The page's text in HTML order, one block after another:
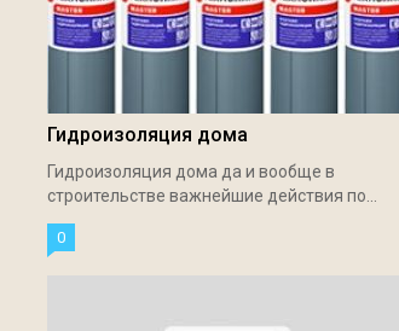
Гидроизоляция дома
Гидроизоляция дома да и вообще в
строительстве важнейшие действия по...
0